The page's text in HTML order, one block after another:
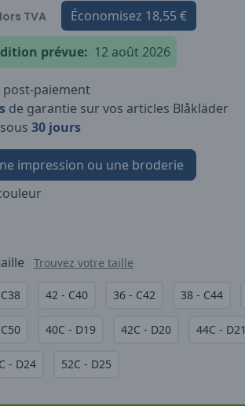
TVA Économisez 18,55 €
prévue: 12 août 2026
post-paiement
de garantie sur vos articles Blåkläder
30 jours
impression ou une broderie
Trouvez votre taille
42 - C40 36 - C42 38 - C44
40C - D19 42C - D20 44C - D21
- D24 52C - D25